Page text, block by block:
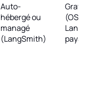
Auto-
hébergé ou
managé
(LangSmith)
(OSS)